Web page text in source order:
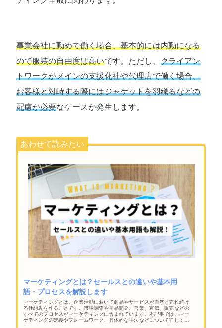
事業会社に勤めて働く場合、基本的には内勤になる
ので服装の自由度は高いです。ただし、 クライアン
トワークがメインの支援化社や代理店で働く場合、
お客様と対峙する際にはジャケットを羽織るなどの
配慮が必要なケースが発生します。
マーケティングとは？セールスとの違いや基本用
語・プロセスを解説します
マーケティングとは、企業活動において商品やサービスが自然と売れ続け
る仕組みを作ることです。市場調査や商品開発、営業、宣伝、販売などの
すべてのプロセスがマーケティングに含まれています。本記事では、マー
ケティングの定義やフレームワーク、具体的な手法などについて詳しく解